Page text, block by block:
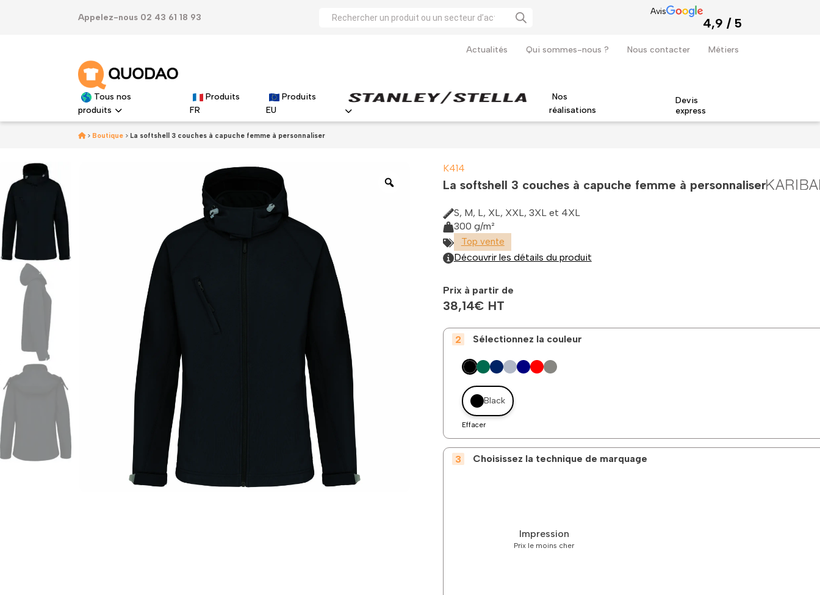
Appelez-nous 02 43 61 18 93
Avis
4,9 / 5
Actualités Qui sommes-nous ? Nous contacter Métiers
Tous nos
produits
Produits
FR
Produits
EU
Nos
réalisations
Devis
express
> Boutique > La softshell 3 couches à capuche femme à personnaliser
K414
La softshell 3 couches à capuche femme à personnaliser
S, M, L, XL, XXL, 3XL et 4XL
300 g/m²
Top vente
Découvrir les détails du produit
Prix à partir de
38,14€ HT
Sélectionnez la couleur
Black
Effacer
Choisissez la technique de marquage
Impression
Prix le moins cher